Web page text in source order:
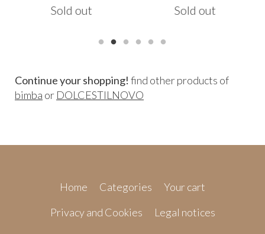
Sold out Sold out
Continue your shopping! find other products of
bimba or DOLCESTILNOVO
Home Categories
Your cart
Privacy and Cookies
Legal notices